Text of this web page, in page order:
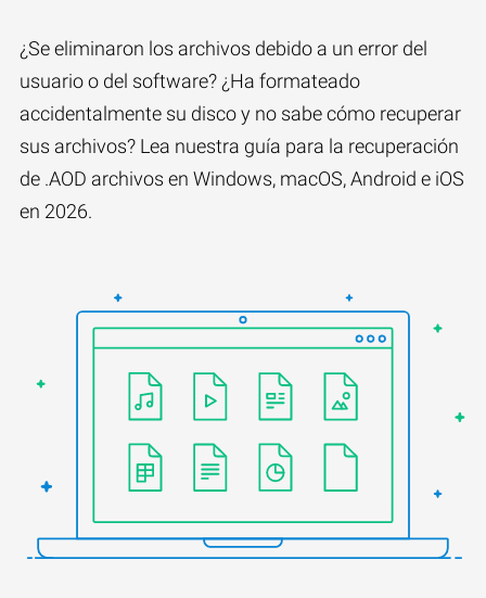
¿Se eliminaron los archivos debido a un error del
usuario o del software? ¿Ha formateado
accidentalmente su disco y no sabe cómo recuperar
sus archivos? Lea nuestra guía para la recuperación
de .AOD archivos en Windows, macOS, Android e iOS
en 2026.